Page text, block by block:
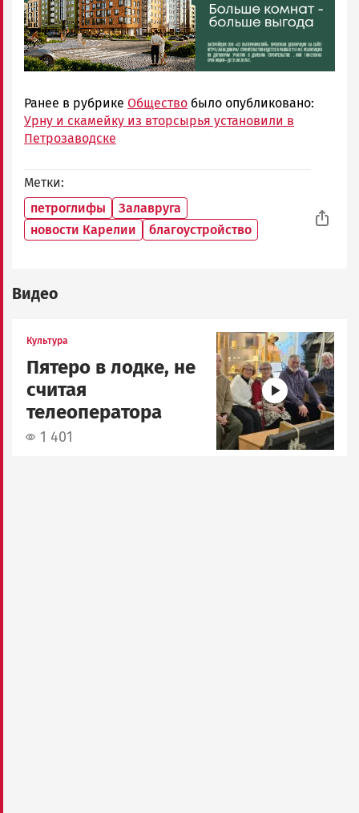
Ранее в рубрике Общество было опубликовано:
Урну и скамейку из вторсырья установили в
Петрозаводске
Метки
петроглифы
Залавруга
новости Карелии
благоустройство
Видео
Культура
Пятеро в лодке, не
считая
телеоператора
1 401
Image